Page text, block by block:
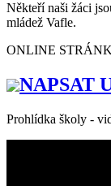
Někteří naši žáci
mládež Vafle.
ONLINE
NAPSAT
Prohlídka školy -